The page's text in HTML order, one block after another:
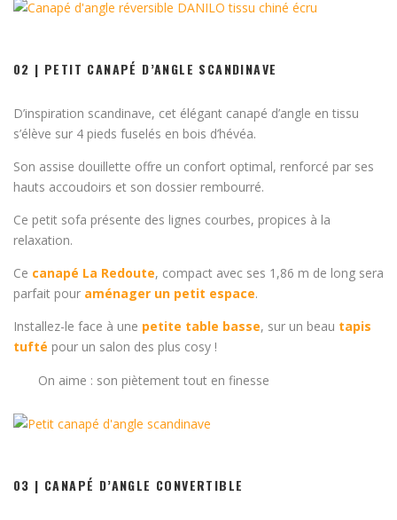
02 | PETIT CANAPÉ D’ANGLE SCANDINAVE
D’inspiration scandinave, cet élégant canapé d’angle en tissu
s’élève sur 4 pieds fuselés en bois d’hévéa.
Son assise douillette offre un confort optimal, renforcé par ses
hauts accoudoirs et son dossier rembourré.
Ce petit sofa présente des lignes courbes, propices à la
relaxation.
Ce canapé La Redoute, compact avec ses 1,86 m de long sera
parfait pour aménager un petit espace.
Installez-le face à une petite table basse, sur un beau tapis
tufté pour un salon des plus cosy !
On aime : son piètement tout en finesse
03 | CANAPÉ D’ANGLE CONVERTIBLE